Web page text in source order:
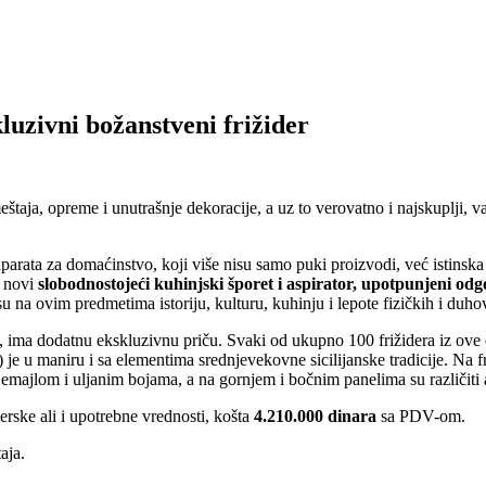
božanstveni frižider
opreme i unutrašnje dekoracije, a uz to verovatno i
za domaćinstvo, koji više nisu samo puki proizvodi, već
novi slobodnostojeći kuhinjski šporet i aspirator, upotpunjeni
na ovim predmetima istoriju, kulturu, kuhinju i lepote fizičkih i
dodatnu ekskluzivnu priču. Svaki od ukupno 100 frižidera iz ove
u maniru i sa elementima srednjevekovne sicilijanske tradicije. Na
i uljanim bojama, a na gornjem i bočnim panelima su
ali i upotrebne vrednosti, košta 4.210.000 dinara sa PDV-om.